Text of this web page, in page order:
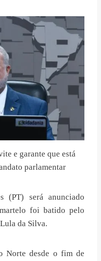
e garante que está
parlamentar
(PT) será anunciado
foi batido pelo
da Silva.
Norte desde o fim de